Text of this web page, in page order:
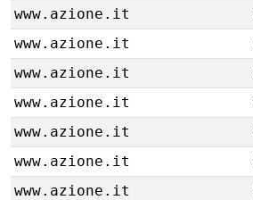
www.azione.it
www.azione.it
www.azione.it
www.azione.it
www.azione.it
www.azione.it
www.azione.it